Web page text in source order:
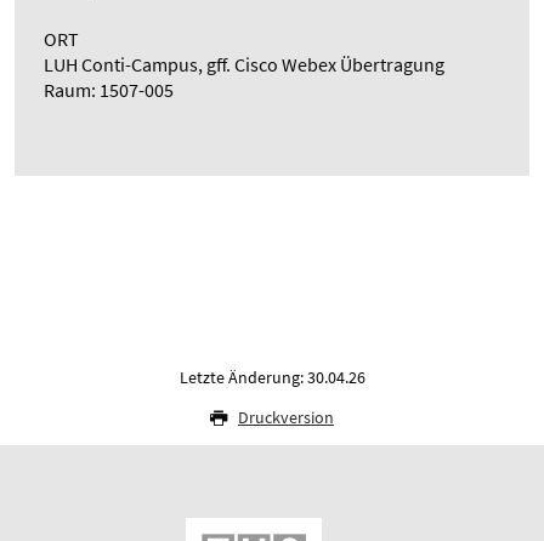
ORT
LUH Conti-Campus, gff. Cisco Webex Übertragung
Raum: 1507-005
Letzte Änderung: 30.04.26
Druckversion